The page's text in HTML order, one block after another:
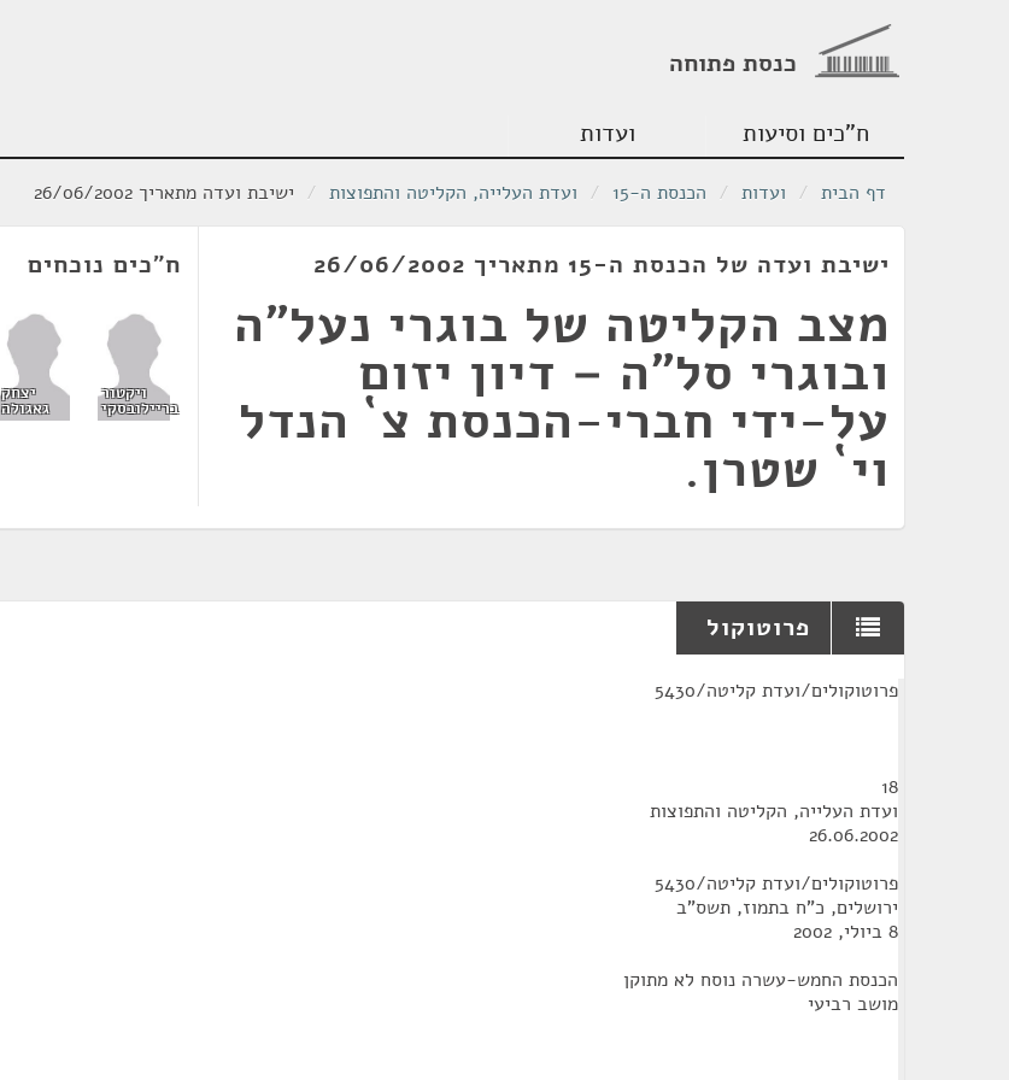
כנסת פתוחה
ח"כים וסיעות ועדות
דף הבית / ועדות / הכנסת ה-15 / ועדת העלייה, הקליטה והתפוצות / ישיבת ועדה מתאריך 26/06/2002
ישיבת ועדה של הכנסת ה-15 מתאריך 26/06/2002
מצב הקליטה של בוגרי נעל”ה
ובוגרי סל”ה – דיון יזום
על-ידי חברי-הכנסת צ` הנדל
וי` שטרן.
ח"כים נוכחים
ויקטור
בריילובסקי
יצחק
גאגולה
פרוטוקול
פרוטוקולים/ועדת קליטה/5430
18
ועדת העלייה, הקליטה והתפוצות
26.06.2002
פרוטוקולים/ועדת קליטה/5430
ירושלים, כ"ח בתמוז, תשס"ב
8 ביולי, 2002
הכנסת החמש-עשרה נוסח לא מתוקן
מושב רביעי